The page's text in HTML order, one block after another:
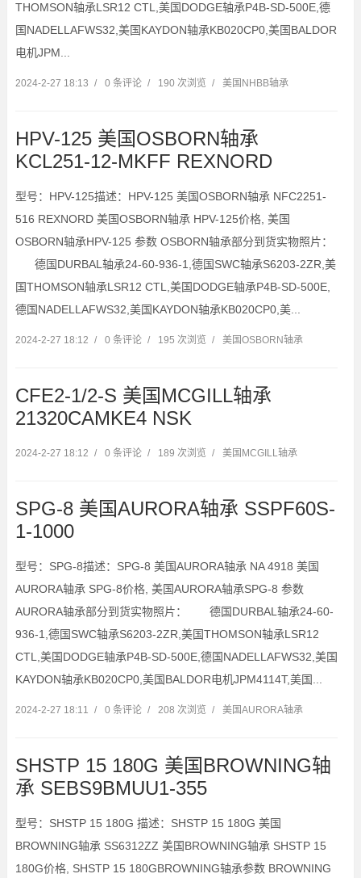
THOMSON轴承LSR12 CTL,美国DODGE轴承P4B-SD-500E,德
国NADELLAFWS32,美国KAYDON轴承KB020CP0,美国BALDOR
电机JPM...
2024-2-27 18:13 / 0 条评论 / 190 次浏览 / 美国NHBB轴承
HPV-125 美国OSBORN轴承
KCL251-12-MKFF REXNORD
型号：HPV-125描述：HPV-125 美国OSBORN轴承 NFC2251-
516 REXNORD 美国OSBORN轴承 HPV-125价格, 美国
OSBORN轴承HPV-125 参数 OSBORN轴承部分到货实物照片：
德国DURBAL轴承24-60-936-1,德国SWC轴承S6203-2ZR,美
国THOMSON轴承LSR12 CTL,美国DODGE轴承P4B-SD-500E,
德国NADELLAFWS32,美国KAYDON轴承KB020CP0,美...
2024-2-27 18:12 / 0 条评论 / 195 次浏览 / 美国OSBORN轴承
CFE2-1/2-S 美国MCGILL轴承
21320CAMKE4 NSK
2024-2-27 18:12 / 0 条评论 / 189 次浏览 / 美国MCGILL轴承
SPG-8 美国AURORA轴承 SSPF60S-
1-1000
型号：SPG-8描述：SPG-8 美国AURORA轴承 NA 4918 美国
AURORA轴承 SPG-8价格, 美国AURORA轴承SPG-8 参数
AURORA轴承部分到货实物照片： 德国DURBAL轴承24-60-
936-1,德国SWC轴承S6203-2ZR,美国THOMSON轴承LSR12
CTL,美国DODGE轴承P4B-SD-500E,德国NADELLAFWS32,美国
KAYDON轴承KB020CP0,美国BALDOR电机JPM4114T,美国...
2024-2-27 18:11 / 0 条评论 / 208 次浏览 / 美国AURORA轴承
SHSTP 15 180G 美国BROWNING轴
承 SEBS9BMUU1-355
型号：SHSTP 15 180G 描述：SHSTP 15 180G 美国
BROWNING轴承 SS6312ZZ 美国BROWNING轴承 SHSTP 15
180G价格, SHSTP 15 180GBROWNING轴承参数 BROWNING